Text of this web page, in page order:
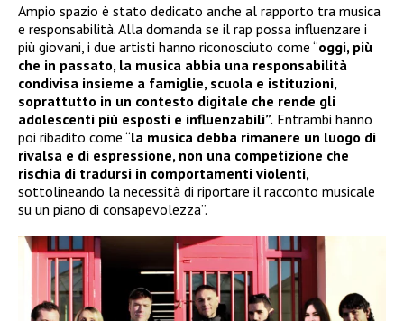
Ampio spazio è stato dedicato anche al rapporto tra musica
e responsabilità. Alla domanda se il rap possa influenzare i
più giovani, i due artisti hanno riconosciuto come “oggi, più
che in passato, la musica abbia una responsabilità
condivisa insieme a famiglie, scuola e istituzioni,
soprattutto in un contesto digitale che rende gli
adolescenti più esposti e influenzabili”. Entrambi hanno
poi ribadito come “la musica debba rimanere un luogo di
rivalsa e di espressione, non una competizione che
rischia di tradursi in comportamenti violenti,
sottolineando la necessità di riportare il racconto musicale
su un piano di consapevolezza”.